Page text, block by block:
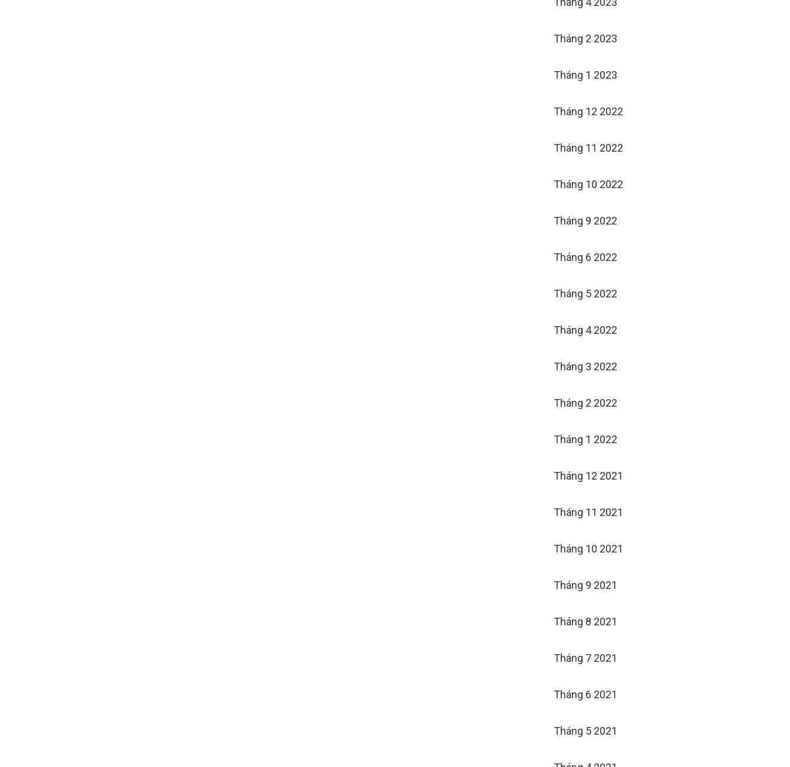
Tháng 2 2023
Tháng 1 2023
Tháng 12 2022
Tháng 11 2022
Tháng 10 2022
Tháng 9 2022
Tháng 6 2022
Tháng 5 2022
Tháng 4 2022
Tháng 3 2022
Tháng 2 2022
Tháng 1 2022
Tháng 12 2021
Tháng 11 2021
Tháng 10 2021
Tháng 9 2021
Tháng 8 2021
Tháng 7 2021
Tháng 6 2021
Tháng 5 2021